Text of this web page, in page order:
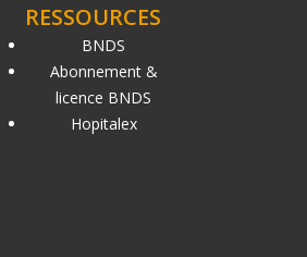
RESSOURCES
BNDS
Abonnement &
licence BNDS
Hopitalex